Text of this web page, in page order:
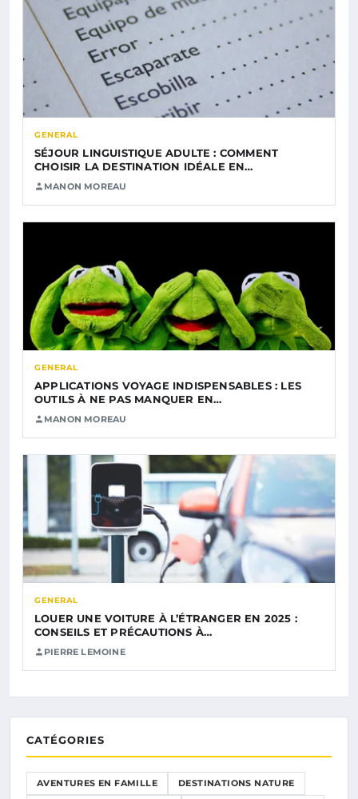
GENERAL
SÉJOUR LINGUISTIQUE ADULTE : COMMENT
CHOISIR LA DESTINATION IDÉALE EN…
MANON MOREAU
GENERAL
APPLICATIONS VOYAGE INDISPENSABLES : LES
OUTILS À NE PAS MANQUER EN…
MANON MOREAU
GENERAL
LOUER UNE VOITURE À L’ÉTRANGER EN 2025 :
CONSEILS ET PRÉCAUTIONS À…
PIERRE LEMOINE
CATÉGORIES
AVENTURES EN FAMILLE DESTINATIONS NATURE